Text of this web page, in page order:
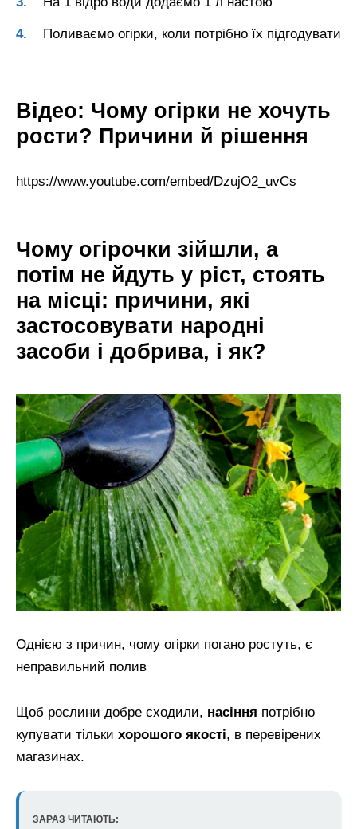
Поливаємо огірки, коли потрібно їх підгодувати
Відео: Чому огірки не хочуть
рости? Причини й рішення
https://www.youtube.com/embed/DzujO2_uvCs
Чому огірочки зійшли, а
потім не йдуть у ріст, стоять
на місці: причини, які
застосовувати народні
засоби і добрива, і як?
Однією з причин, чому огірки погано ростуть, є
неправильний полив
Щоб рослини добре сходили, насіння потрібно
купувати тільки хорошого якості, в перевірених
магазинах.
ЗАРАЗ ЧИТАЮТЬ: